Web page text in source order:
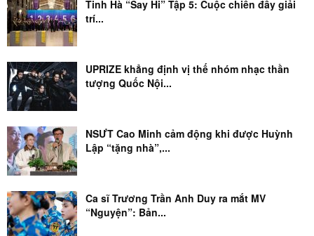
Tinh Hà “Say Hi” Tập 5: Cuộc chiến đầy giải
trí...
UPRIZE khẳng định vị thế nhóm nhạc thần
tượng Quốc Nội...
NSƯT Cao Minh cảm động khi được Huỳnh
Lập “tặng nhà”,...
Ca sĩ Trương Trần Anh Duy ra mắt MV
“Nguyện”: Bản...